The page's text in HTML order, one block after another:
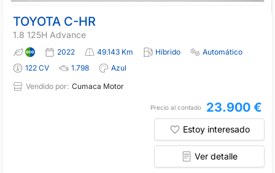
TOYOTA C-HR
1.8 125H Advance
2022 49.143 Km Híbrido
Automático
122 CV
1.798
Azul
Vendido por: Cumaca Motor
Precio al contado 23.900 €
Estoy interesado
Ver detalle